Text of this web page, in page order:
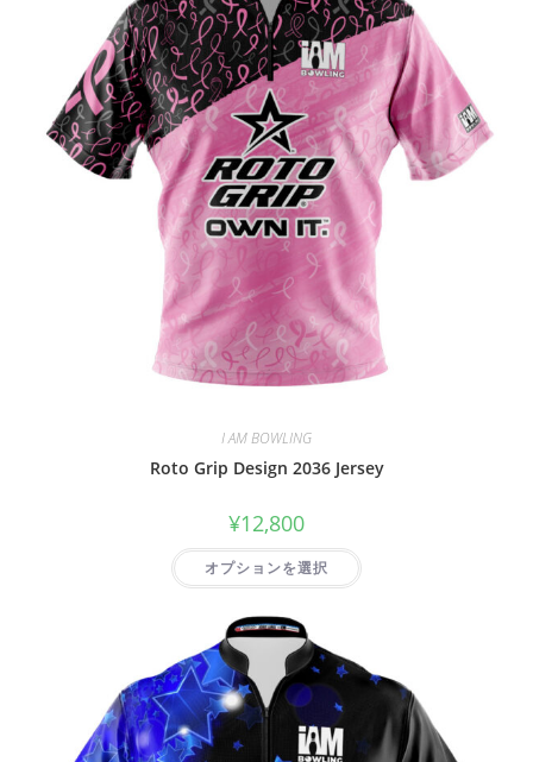
I AM BOWLING
Roto Grip Design 2036 Jersey
¥12,800
オプションを選択